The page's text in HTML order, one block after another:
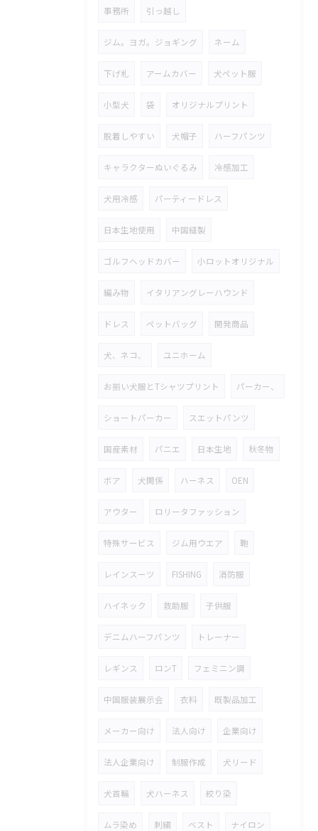
事務所 引っ越し
ジム。ヨガ。ジョギング ネーム
下げ札 アームカバー 犬ペット服
小型犬 袋 オリジナルプリント
脱着しやすい 犬帽子 ハーフパンツ
キャラクターぬいぐるみ 冷感加工
犬用冷感 パーティードレス
日本生地使用 中国縫製
ゴルフヘッドカバー 小ロットオリジナル
編み物 イタリアングレーハウンド
ドレス ペットバッグ 開発商品
犬、ネコ、 ユニホーム
お揃い犬服とTシャツプリント パーカー、
ショートパーカー スエットパンツ
国産素材 パニエ 日本生地 秋冬物
ボア 犬関係 ハーネス OEN
アウター ロリータファッション
特殊サービス ジム用ウエア 鞄
レインスーツ FISHING 消防服
ハイネック 救助服 子供服
デニムハーフパンツ トレーナー
レギンス ロンT フェミニン調
中国服装展示会 衣料 既製品加工
メーカー向け 法人向け 企業向け
法人企業向け 制服作成 犬リード
犬首輪 犬ハーネス 絞り染
ムラ染め 刺繍 ベスト ナイロン